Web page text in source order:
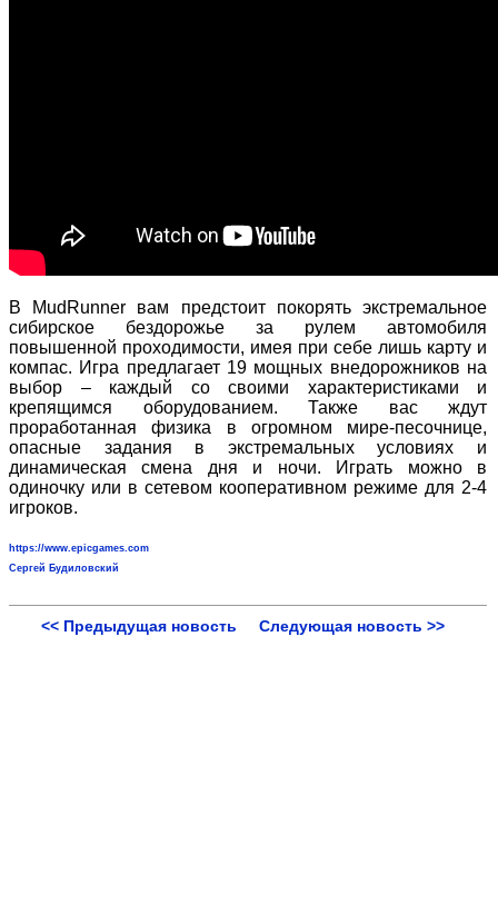
В MudRunner вам предстоит покорять экстремальное
сибирское бездорожье за рулем автомобиля
повышенной проходимости, имея при себе лишь карту и
компас. Игра предлагает 19 мощных внедорожников на
выбор – каждый со своими характеристиками и
крепящимся оборудованием. Также вас ждут
проработанная физика в огромном мире-песочнице,
опасные задания в экстремальных условиях и
динамическая смена дня и ночи. Играть можно в
одиночку или в сетевом кооперативном режиме для 2-4
игроков.
https://www.epicgames.com
Сергей Будиловский
<< Предыдущая новость Следующая новость >>